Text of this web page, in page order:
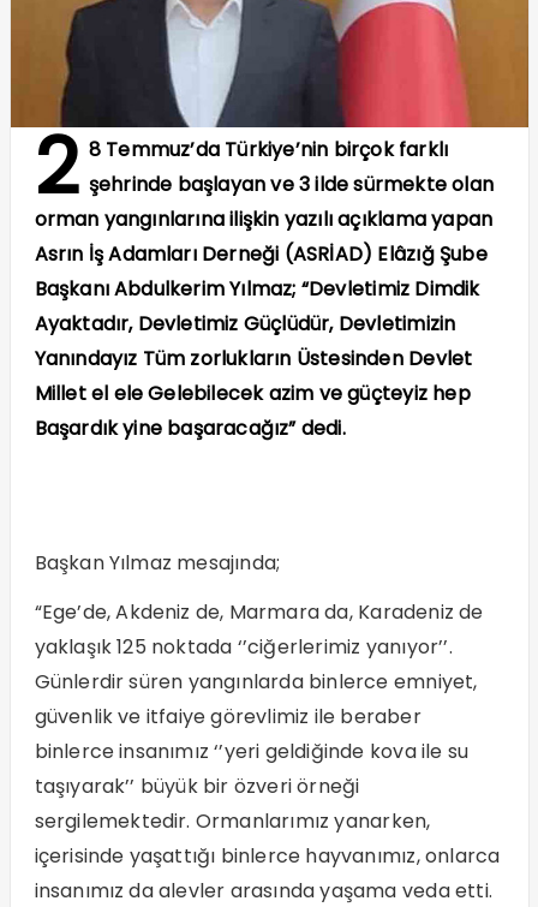
2 8 Temmuz’da Türkiye’nin birçok farklı
şehrinde başlayan ve 3 ilde sürmekte olan
orman yangınlarına ilişkin yazılı açıklama yapan
Asrın İş Adamları Derneği (ASRİAD) Elâzığ Şube
Başkanı Abdulkerim Yılmaz; “Devletimiz Dimdik
Ayaktadır, Devletimiz Güçlüdür, Devletimizin
Yanındayız Tüm zorlukların Üstesinden Devlet
Millet el ele Gelebilecek azim ve güçteyiz hep
Başardık yine başaracağız” dedi.
Başkan Yılmaz mesajında;
“Ege’de, Akdeniz de, Marmara da, Karadeniz de
yaklaşık 125 noktada ‘’ciğerlerimiz yanıyor’’.
Günlerdir süren yangınlarda binlerce emniyet,
güvenlik ve itfaiye görevlimiz ile beraber
binlerce insanımız ‘’yeri geldiğinde kova ile su
taşıyarak’’ büyük bir özveri örneği
sergilemektedir. Ormanlarımız yanarken,
içerisinde yaşattığı binlerce hayvanımız, onlarca
insanımız da alevler arasında yaşama veda etti.